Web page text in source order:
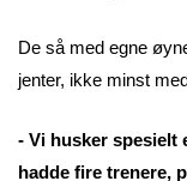
De så med egne
jenter, ikke minst
- Vi husker spesielt
hadde fire trenere,